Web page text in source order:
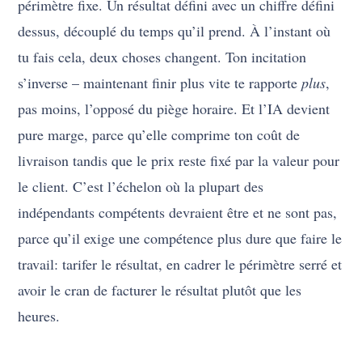
périmètre fixe. Un résultat défini avec un chiffre défini
dessus, découplé du temps qu’il prend. À l’instant où
tu fais cela, deux choses changent. Ton incitation
s’inverse – maintenant finir plus vite te rapporteplus,
pas moins, l’opposé du piège horaire. Et l’IA devient
pure marge, parce qu’elle comprime ton coût de
livraison tandis que le prix reste fixé par la valeur pour
le client. C’est l’échelon où la plupart des
indépendants compétents devraient être et ne sont pas,
parce qu’il exige une compétence plus dure que faire le
travail: tarifer le résultat, en cadrer le périmètre serré et
avoir le cran de facturer le résultat plutôt que les
heures.